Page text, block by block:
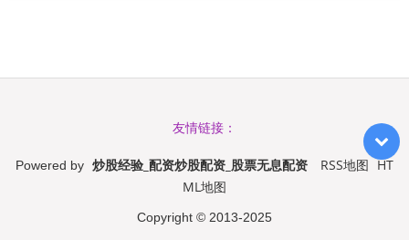
友情链接：
Powered by 炒股经验_配资炒股配资_股票无息配资 RSS地图 HT
ML地图
Copyright © 2013-2025